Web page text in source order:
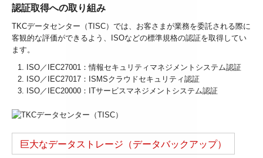
認証取得への取り組み
TKCデータセンター（TISC）では、お客さまが業務を委託される際に
客観的な評価ができるよう、ISOなどの標準規格の認証を取得してい
ます。
ISO／IEC27001：情報セキュリティマネジメントシステム認証
ISO／IEC27017：ISMSクラウドセキュリティ認証
ISO／IEC20000：ITサービスマネジメントシステム認証
巨大なデータストレージ（データバックアップ）